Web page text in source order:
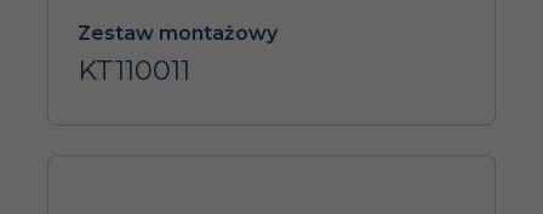
Zestaw montażowy
KT110011